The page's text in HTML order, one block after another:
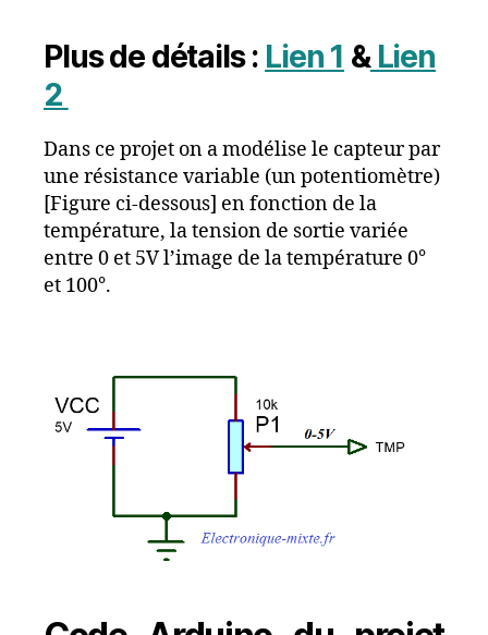
Plus de détails : Lien 1 &Lien
2
Dans ce projet on a modélise le capteur par
une résistance variable (un potentiomètre)
[Figure ci-dessous] en fonction de la
température, la tension de sortie variée
entre 0 et 5V l’image de la température 0°
et 100°.